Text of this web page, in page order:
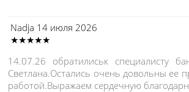
Nadja 14 июля 2026
★★★★★
14.07.26 обратилиськ специалисту
Светлана.Остались очень довольны ее
работой.Выражаем сердечную